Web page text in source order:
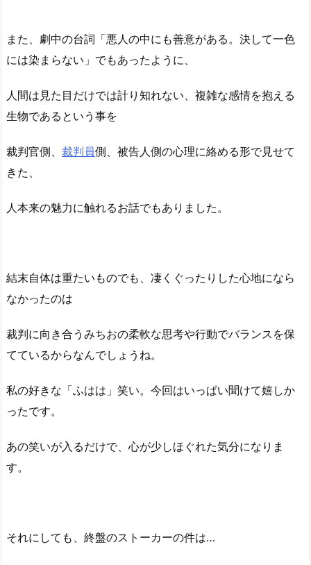
また、劇中の台詞「悪人の中にも善意がある。決して一色
には染まらない」でもあったように、
人間は見た目だけでは計り知れない、複雑な感情を抱える
生物であるという事を
裁判官側、 裁判員側、被告人側の心理に絡める形で見せて
きた、
人本来の魅力に触れるお話でもありました。
結末自体は重たいものでも、凄くぐったりした心地になら
なかったのは
裁判に向き合うみちおの柔軟な思考や行動でバランスを保
てているからなんでしょうね。
私の好きな「ふはは」笑い。今回はいっぱい聞けて嬉しか
ったです。
あの笑いが入るだけで、心が少しほぐれた気分になりま
す。
それにしても、終盤のストーカーの件は…